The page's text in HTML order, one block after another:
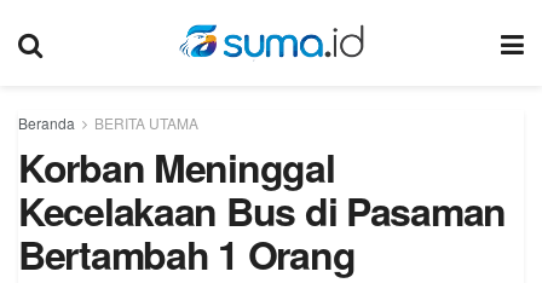
Beranda BERITA UTAMA
Korban Meninggal
Kecelakaan Bus di Pasaman
Bertambah 1 Orang